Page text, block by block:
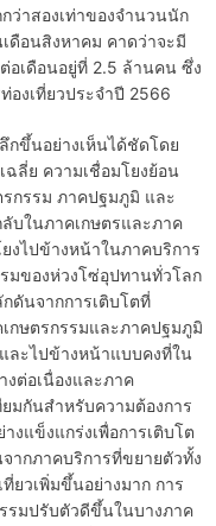
ว่าสองเท่าของจำนวนนัก
ดือนสิงหาคม คาดว่าจะมี
อเดือนอยู่ที่ 2.5 ล้านคน ซึ่ง
องเที่ยวประจำปี 2566
กขึ้นอย่างเห็นได้ชัดโดย
ฉลี่ย ความเชื่อมโยงย้อน
กรรม ภาคปฐมภูมิ และ
บในภาคเกษตรและภาค
งไปข้างหน้าในภาคบริการ
มของห่วงโซ่อุปทานทั่วโลก
ดันจากการเติบโตที่
กษตรกรรมและภาคปฐมภูมิ
ละไปข้างหน้าแบบคงที่ใน
งต่อเนื่องและภาค
มกันสำหรับความต้องการ
งแข็งแกร่งเพื่อการเติบโต
ากภาคบริการที่ขยายตัวทั้ง
ยวเพิ่มขึ้นอย่างมาก การ
รมปรับตัวดีขึ้นในบางภาค